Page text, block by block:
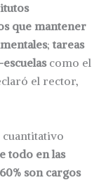
que mantener
; tareas
como el
el rector,
todo en las
son cargos